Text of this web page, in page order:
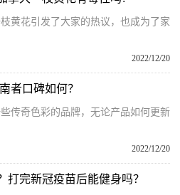
黄花引发了大家的热议，也成为了家
2022/12/20
者口碑如何？
传奇色彩的品牌，无论产品如何更新
2022/12/20
完新冠疫苗后能健身吗？